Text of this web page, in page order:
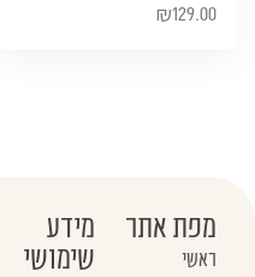
₪129.00
מפת אתר
ראשי
מידע
שימושי